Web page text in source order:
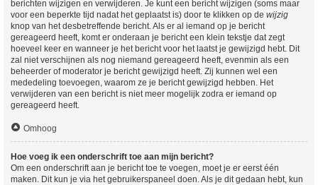
berichten wijzigen en verwijderen. Je kunt een bericht wijzigen (soms maar
voor een beperkte tijd nadat het geplaatst is) door te klikken op de wijzig
knop van het desbetreffende bericht. Als er al iemand op je bericht
gereageerd heeft, komt er onderaan je bericht een klein tekstje dat zegt
hoeveel keer en wanneer je het bericht voor het laatst je gewijzigd hebt. Dit
zal niet verschijnen als nog niemand gereageerd heeft, evenmin als een
beheerder of moderator je bericht gewijzigd heeft. Zij kunnen wel een
mededeling toevoegen, waarom ze je bericht gewijzigd hebben. Het
verwijderen van een bericht is niet meer mogelijk zodra er iemand op
gereageerd heeft.
Omhoog
Hoe voeg ik een onderschrift toe aan mijn bericht?
Om een onderschrift aan je bericht toe te voegen, moet je er eerst één
maken. Dit kun je via het gebruikerspaneel doen. Als je dit gedaan hebt, kun